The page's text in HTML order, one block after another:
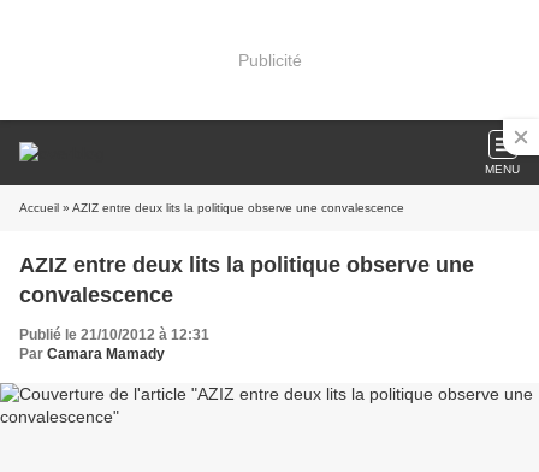
Publicité
MENU
Accueil » AZIZ entre deux lits la politique observe une convalescence
AZIZ entre deux lits la politique observe une
convalescence
Publié le 21/10/2012 à 12:31
Par Camara Mamady